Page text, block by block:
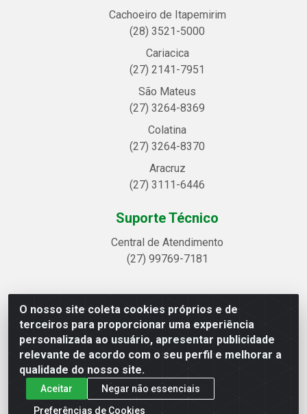
O nosso site coleta cookies próprios e de
terceiros para proporcionar uma experiência
personalizada ao usuário, apresentar publicidade
relevante de acordo com o seu perfil e melhorar a
qualidade do nosso site.
Aceitar
Negar não essenciais
Preferências de Cookies
Cachoeiro de Itapemirim
(28) 3521-5000
Cariacica
(27) 2141-7951
São Mateus
(27) 3264-8369
Colatina
(27) 3264-8370
Aracruz
(27) 3111-6446
Suporte Técnico
Central de Atendimento
(27) 99769-7181
Linhavix Distribuidora LTDA - Avenida Alegre, 2521 -
Quadra314 Lote 05 e 07 - Shell, Linhares/ES - CEP
29.901-605 - CNPJ 20.857.514/0001-75